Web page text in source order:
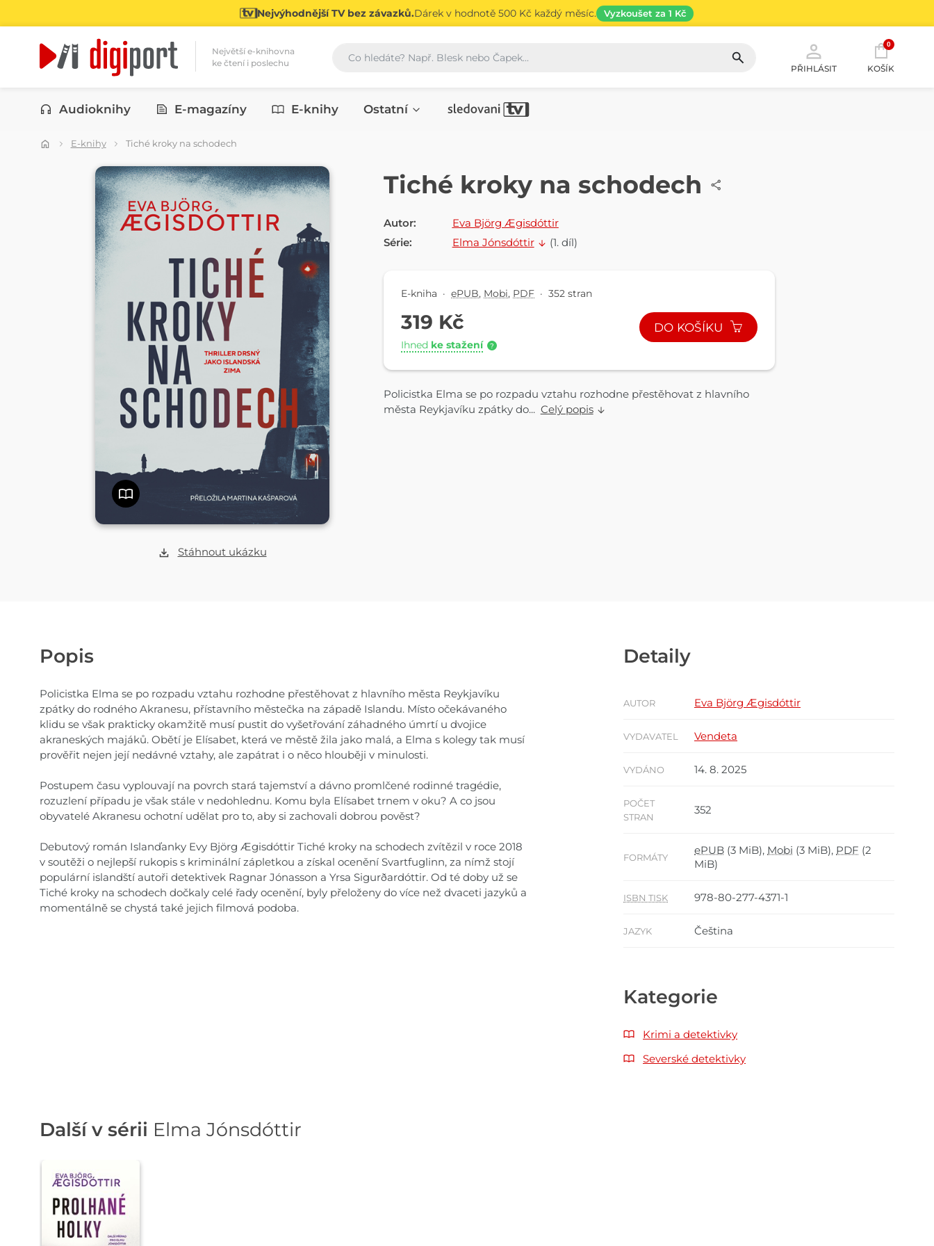
Nejvýhodnější TV bez závazků.Dárek v hodnotě 500 Kč každý měsíc. Vyzkoušet za 1 Kč
Největší e-knihovna
ke čtení i poslechu
Vyhledávání
PŘIHLÁSIT
0
KOŠÍK
Kategorie
Audioknihy E-magazíny E-knihy Ostatní
E-knihy Tiché kroky na schodech
Stáhnout ukázku
E-KNIHA
Tiché kroky na schodech
Autor:
Eva Björg Ægisdóttir
Série:
Elma Jónsdóttir (1. díl)
E-kniha · ePUB, Mobi, PDF · 352 stran
319 Kč
Ihned ke stažení ?
DO KOŠÍKU
Policistka Elma se po rozpadu vztahu rozhodne přestěhovat z hlavního
města Reykjavíku zpátky do... Celý popis
Popis
Policistka Elma se po rozpadu vztahu rozhodne přestěhovat z hlavního města Reykjavíku
zpátky do rodného Akranesu, přístavního městečka na západě Islandu. Místo očekávaného
klidu se však prakticky okamžitě musí pustit do vyšetřování záhadného úmrtí u dvojice
akraneských majáků. Obětí je Elísabet, která ve městě žila jako malá, a Elma s kolegy tak musí
prověřit nejen její nedávné vztahy, ale zapátrat i o něco hlouběji v minulosti.
Postupem času vyplouvají na povrch stará tajemství a dávno promlčené rodinné tragédie,
rozuzlení případu je však stále v nedohlednu. Komu byla Elísabet trnem v oku? A co jsou
obyvatelé Akranesu ochotní udělat pro to, aby si zachovali dobrou pověst?
Debutový román Islanďanky Evy Björg Ægisdóttir Tiché kroky na schodech zvítězil v roce 2018
v soutěži o nejlepší rukopis s kriminální zápletkou a získal ocenění Svartfuglinn, za nímž stojí
populární islandští autoři detektivek Ragnar Jónasson a Yrsa Sigurðardóttir. Od té doby už se
Tiché kroky na schodech dočkaly celé řady ocenění, byly přeloženy do více než dvaceti jazyků a
momentálně se chystá také jejich filmová podoba.
Detaily
AUTOR Eva Björg Ægisdóttir
VYDAVATEL Vendeta
VYDÁNO 14. 8. 2025
POČET
STRAN
352
FORMÁTY
ePUB (3 MiB), Mobi (3 MiB), PDF (2
MiB)
ISBN TISK 978-80-277-4371-1
JAZYK Čeština
Kategorie
Krimi a detektivky
Severské detektivky
Další v sérii Elma Jónsdóttir